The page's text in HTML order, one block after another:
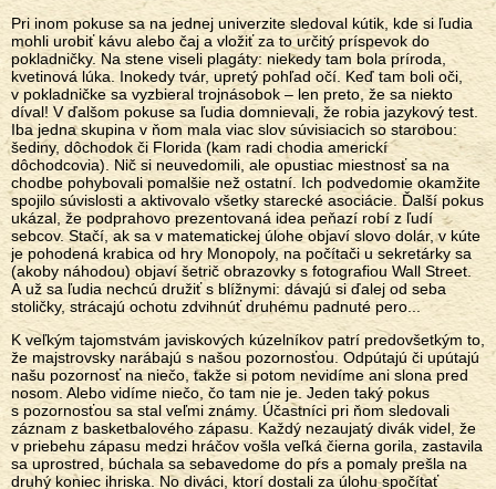
Pri inom pokuse sa na jednej univerzite sledoval kútik, kde si ľudia
mohli urobiť kávu alebo čaj a vložiť za to určitý príspevok do
pokladničky. Na stene viseli plagáty: niekedy tam bola príroda,
kvetinová lúka. Inokedy tvár, upretý pohľad očí. Keď tam boli oči,
v pokladničke sa vyzbieral trojnásobok – len preto, že sa niekto
díval! V ďalšom pokuse sa ľudia domnievali, že robia jazykový test.
Iba jedna skupina v ňom mala viac slov súvisiacich so starobou:
šediny, dôchodok či Florida (kam radi chodia americkí
dôchodcovia). Nič si neuvedomili, ale opustiac miestnosť sa na
chodbe pohybovali pomalšie než ostatní. Ich podvedomie okamžite
spojilo súvislosti a aktivovalo všetky starecké asociácie. Ďalší pokus
ukázal, že podprahovo prezentovaná idea peňazí robí z ľudí
sebcov. Stačí, ak sa v matematickej úlohe objaví slovo dolár, v kúte
je pohodená krabica od hry Monopoly, na počítači u sekretárky sa
(akoby náhodou) objaví šetrič obrazovky s fotografiou Wall Street.
A už sa ľudia nechcú družiť s blížnymi: dávajú si ďalej od seba
stoličky, strácajú ochotu zdvihnúť druhému padnuté pero...
K veľkým tajomstvám javiskových kúzelníkov patrí predovšetkým to,
že majstrovsky narábajú s našou pozornosťou. Odpútajú či upútajú
našu pozornosť na niečo, takže si potom nevidíme ani slona pred
nosom. Alebo vidíme niečo, čo tam nie je. Jeden taký pokus
s pozornosťou sa stal veľmi známy. Účastníci pri ňom sledovali
záznam z basketbalového zápasu. Každý nezaujatý divák videl, že
v priebehu zápasu medzi hráčov vošla veľká čierna gorila, zastavila
sa uprostred, búchala sa sebavedome do pŕs a pomaly prešla na
druhý koniec ihriska. No diváci, ktorí dostali za úlohu spočítať